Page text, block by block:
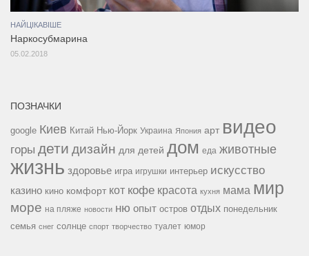
НАЙЦІКАВІШЕ
Наркосубмарина
05.02.2018
ПОЗНАЧКИ
google Киев Китай Нью-Йорк Украина Япония арт видео
горы дети дизайн для детей дом еда животные
жизнь здоровье игра игрушки интерьер искусство
казино кино комфорт кот кофе красота кухня мама мир
море на пляже новости ню опыт остров отдых понедельник
семья снег солнце спорт творчество туалет юмор